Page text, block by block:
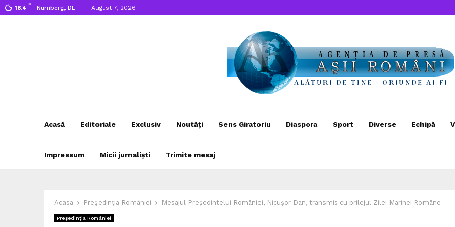
18.4
C
Nürnberg, DE August 7, 2026
Acasă Editoriale Exclusiv Noutăți Sens Giratoriu Diaspora Sport Diverse Echipă
Impressum Micii jurnaliști Trimite mesaj
Acasa Preşedinţia României Mesajul Președintelui României, Nicușor Dan, transmis cu prilejul Zilei Marinei Române
Preşedinţia României